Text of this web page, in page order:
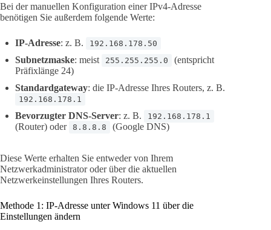
Bei der manuellen Konfiguration einer IPv4-Adresse
benötigen Sie außerdem folgende Werte:
IP-Adresse: z. B. 192.168.178.50
Subnetzmaske: meist 255.255.255.0
(entspricht
Präfixlänge 24)
Standardgateway: die IP-Adresse Ihres Routers, z. B.
192.168.178.1
Bevorzugter DNS-Server: z. B. 192.168.178.1
(Router) oder 8.8.8.8 (Google DNS)
Diese Werte erhalten Sie entweder von Ihrem
Netzwerkadministrator oder über die aktuellen
Netzwerkeinstellungen Ihres Routers.
Methode 1: IP-Adresse unter Windows 11 über die
Einstellungen ändern